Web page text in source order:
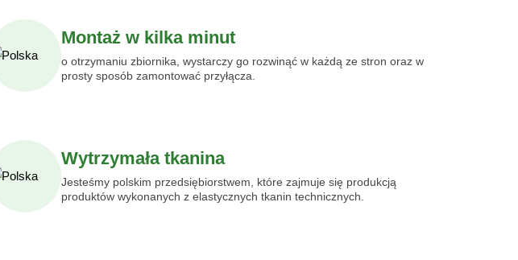
Montaż w kilka minut
o otrzymaniu zbiornika, wystarczy go rozwinąć w każdą ze stron oraz w
prosty sposób zamontować przyłącza.
Wytrzymała tkanina
Jesteśmy polskim przedsiębiorstwem, które zajmuje się produkcją
produktów wykonanych z elastycznych tkanin technicznych.